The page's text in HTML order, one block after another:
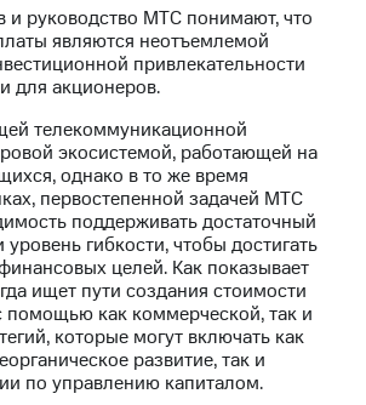
и руководство МТС понимают, что
являются неотъемлемой
привлекательности
для акционеров.
телекоммуникационной
экосистемой, работающей на
однако в то же время
первостепенной задачей МТС
поддерживать достаточный
гибкости, чтобы достигать
целей. Как показывает
ищет пути создания стоимости
помощью как коммерческой, так и
которые могут включать как
развитие, так и
по управлению капиталом.